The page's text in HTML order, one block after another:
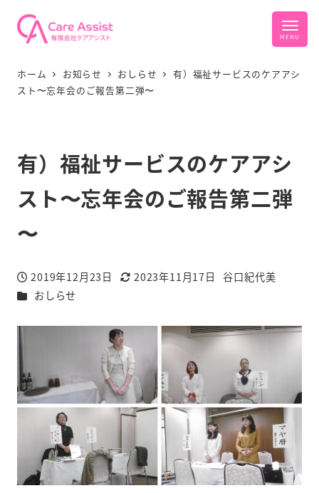
ホーム お知らせ おしらせ
有）福祉サービスのケアアシ
スト〜忘年会のご報告第二弾〜
有）福祉サービスのケアアシ
スト〜忘年会のご報告第二弾
〜
投稿日
2019年12月23日
更新日
2023年11月17日
著
谷口紀代美
カテゴリー
おしらせ